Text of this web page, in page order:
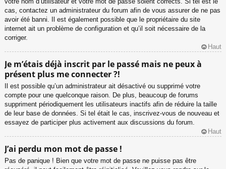
cas, contactez un administrateur du forum afin de vous assurer de ne pas
avoir été banni. Il est également possible que le propriétaire du site
internet ait un problème de configuration et qu’il soit nécessaire de la
corriger.
Haut
Je m’étais déjà inscrit par le passé mais ne peux à
présent plus me connecter ?!
Il est possible qu’un administrateur ait désactivé ou supprimé votre
compte pour une quelconque raison. De plus, beaucoup de forums
suppriment périodiquement les utilisateurs inactifs afin de réduire la taille
de leur base de données. Si tel était le cas, inscrivez-vous de nouveau et
essayez de participer plus activement aux discussions du forum.
Haut
J’ai perdu mon mot de passe !
Pas de panique ! Bien que votre mot de passe ne puisse pas être